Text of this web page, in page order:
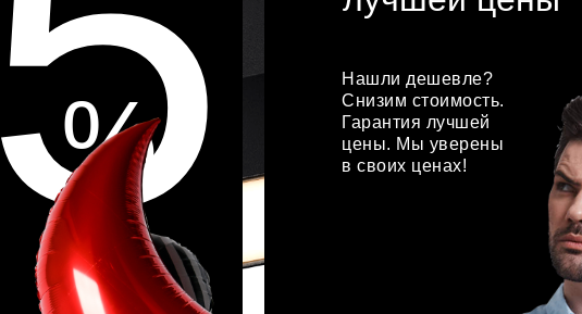
%
Нашли дешевле?
Снизим стоимость.
Гарантия лучшей
цены. Мы уверены
в своих ценах!